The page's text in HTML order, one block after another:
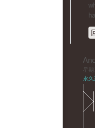
星
永久